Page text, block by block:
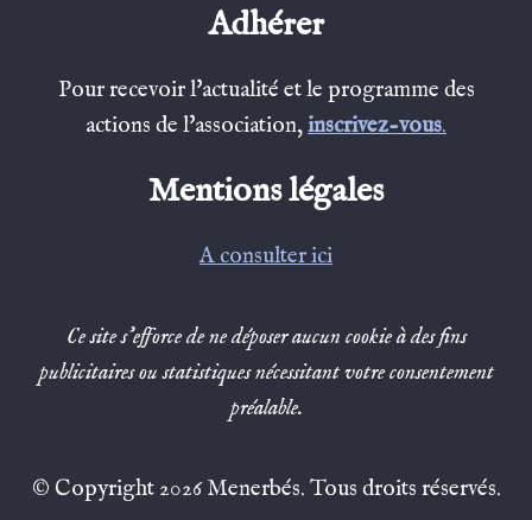
Adhérer
Pour recevoir l'actualité et le programme des
actions de l'association,inscrivez-vous.
Mentions légales
A consulter ici
Ce site s’efforce de ne déposer aucun cookie à des fins
publicitaires ou statistiques nécessitant votre consentement
préalable.
© Copyright 2026 Menerbés. Tous droits réservés.